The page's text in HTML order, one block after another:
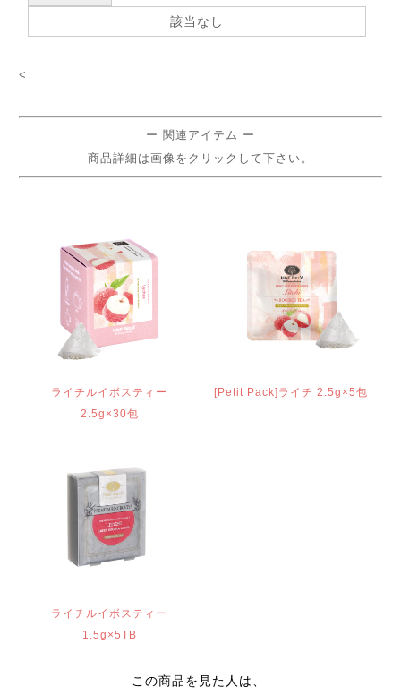
該当なし
<
ー 関連アイテム ー
商品詳細は画像をクリックして下さい。
ライチルイボスティー
2.5g×30包
[Petit Pack]ライチ 2.5g×5包
ライチルイボスティー
1.5g×5TB
この商品を見た人は、